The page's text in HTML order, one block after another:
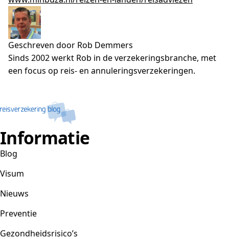
Geschreven door Rob Demmers
Sinds 2002 werkt Rob in de verzekeringsbranche, met
een focus op reis- en annuleringsverzekeringen.
Informatie
Blog
Visum
Nieuws
Preventie
Gezondheidsrisico’s